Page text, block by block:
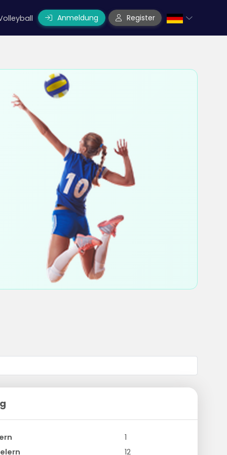
Anmeldung Register
1
12